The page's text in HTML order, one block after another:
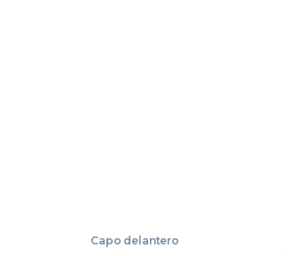
Capo delantero